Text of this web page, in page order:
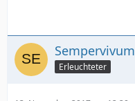
height:224px;
}
Sempervivum
Erleuchteter